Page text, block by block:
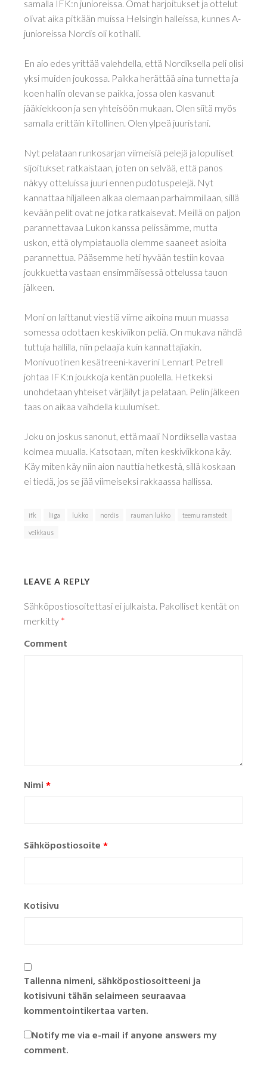
samalla IFK:n junioreissa. Omat harjoitukset ja ottelut
olivat aika pitkään muissa Helsingin halleissa, kunnes A-
junioreissa Nordis oli kotihalli.
En aio edes yrittää valehdella, että Nordiksella peli olisi
yksi muiden joukossa. Paikka herättää aina tunnetta ja
koen hallin olevan se paikka, jossa olen kasvanut
jääkiekkoon ja sen yhteisöön mukaan. Olen siitä myös
samalla erittäin kiitollinen. Olen ylpeä juuristani.
Nyt pelataan runkosarjan viimeisiä pelejä ja lopulliset
sijoitukset ratkaistaan, joten on selvää, että panos
näkyy otteluissa juuri ennen pudotuspelejä. Nyt
kannattaa hiljalleen alkaa olemaan parhaimmillaan, sillä
kevään pelit ovat ne jotka ratkaisevat. Meillä on paljon
parannettavaa Lukon kanssa pelissämme, mutta
uskon, että olympiatauolla olemme saaneet asioita
parannettua. Pääsemme heti hyvään testiin kovaa
joukkuetta vastaan ensimmäisessä ottelussa tauon
jälkeen.
Moni on laittanut viestiä viime aikoina muun muassa
somessa odottaen keskiviikon peliä. On mukava nähdä
tuttuja hallilla, niin pelaajia kuin kannattajiakin.
Monivuotinen kesätreeni-kaverini Lennart Petrell
johtaa IFK:n joukkoja kentän puolella. Hetkeksi
unohdetaan yhteiset värjäilyt ja pelataan. Pelin jälkeen
taas on aikaa vaihdella kuulumiset.
Joku on joskus sanonut, että maali Nordiksella vastaa
kolmea muualla. Katsotaan, miten keskiviikkona käy.
Käy miten käy niin aion nauttia hetkestä, sillä koskaan
ei tiedä, jos se jää viimeiseksi rakkaassa hallissa.
ifk liiga lukko nordis rauman lukko teemu ramstedt
veikkaus
LEAVE A REPLY
Sähköpostiosoitettasi ei julkaista. Pakolliset kentät on
merkitty *
Comment
Nimi*
Sähköpostiosoite*
Kotisivu
Tallenna nimeni, sähköpostiosoitteeni ja
kotisivuni tähän selaimeen seuraavaa
kommentointikertaa varten.
Notify me via e-mail if anyone answers my
comment.